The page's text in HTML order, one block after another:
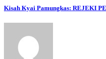
Kisah Kyai Pamungkas: REJEKI